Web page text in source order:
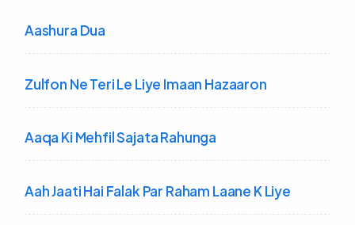
Aashura Dua
Zulfon Ne Teri Le Liye Imaan Hazaaron
Aaqa Ki Mehfil Sajata Rahunga
Aah Jaati Hai Falak Par Raham Laane K Liye